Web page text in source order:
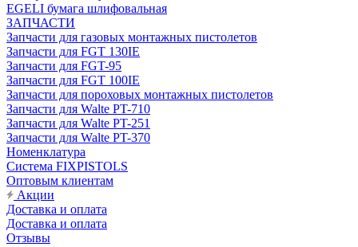
EGELI бумага шлифовальная
ЗАПЧАСТИ
Запчасти для газовых монтажных пистолетов
Запчасти для FGT 130IE
Запчасти для FGT-95
Запчасти для FGT 100IE
Запчасти для пороховых монтажных пистолетов
Запчасти для Walte PT-710
Запчасти для Walte PT-251
Запчасти для Walte PT-370
Номенклатура
Система FIXPISTOLS
Оптовым клиентам
Акции
Доставка и оплата
Доставка и оплата
Отзывы